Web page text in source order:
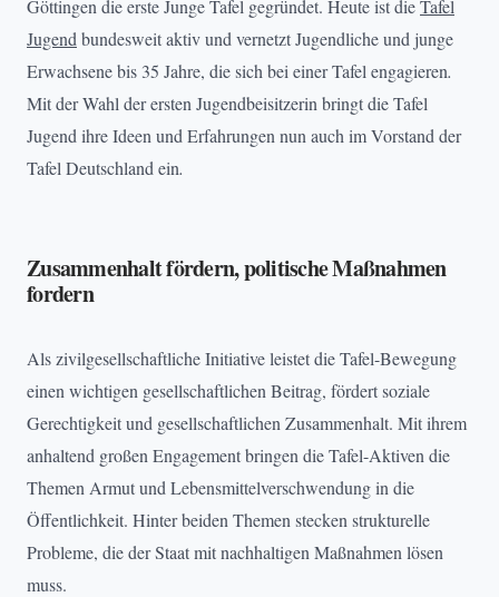
Göttingen die erste Junge Tafel gegründet. Heute ist dieTafel
Jugend bundesweit aktiv und vernetzt Jugendliche und junge
Erwachsene bis 35 Jahre, die sich bei einer Tafel engagieren.
Mit der Wahl der ersten Jugendbeisitzerin bringt die Tafel
Jugend ihre Ideen und Erfahrungen nun auch im Vorstand der
Tafel Deutschland ein.
Zusammenhalt fördern, politische Maßnahmen
fordern
Als zivilgesellschaftliche Initiative leistet die Tafel-Bewegung
einen wichtigen gesellschaftlichen Beitrag, fördert soziale
Gerechtigkeit und gesellschaftlichen Zusammenhalt. Mit ihrem
anhaltend großen Engagement bringen die Tafel-Aktiven die
Themen Armut und Lebensmittelverschwendung in die
Öffentlichkeit. Hinter beiden Themen stecken strukturelle
Probleme, die der Staat mit nachhaltigen Maßnahmen lösen
muss.